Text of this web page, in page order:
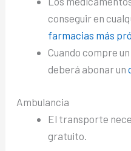
conseguir en
farmacias más
Cuando compre
deberá abonar un
Ambulancia
El transporte
gratuito.